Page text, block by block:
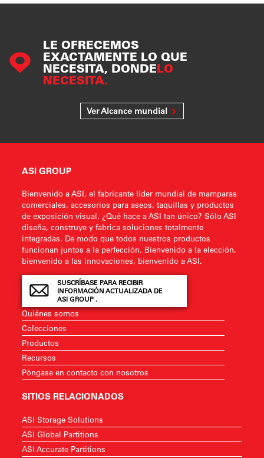
LE OFRECEMOS
EXACTAMENTE LO QUE
NECESITA, DONDELO
NECESITA.
Ver Alcance mundial
ASI GROUP
Bienvenido a ASI, el fabricante líder mundial de mamparas
comerciales, accesorios para aseos, taquillas y productos
de exposición visual. ¿Qué hace a ASI tan único? Sólo ASI
diseña, construye y fabrica soluciones totalmente
integradas. De modo que todos nuestros productos
funcionan juntos a la perfección. Bienvenido a la elección,
bienvenido a las innovaciones, bienvenido a ASI.
SUSCRÍBASE PARA RECIBIR
INFORMACIÓN ACTUALIZADA DE
ASI GROUP .
Quiénes somos
Colecciones
Productos
Recursos
Póngase en contacto con nosotros
SITIOS RELACIONADOS
ASI Storage Solutions
ASI Global Partitions
ASI Accurate Partitions